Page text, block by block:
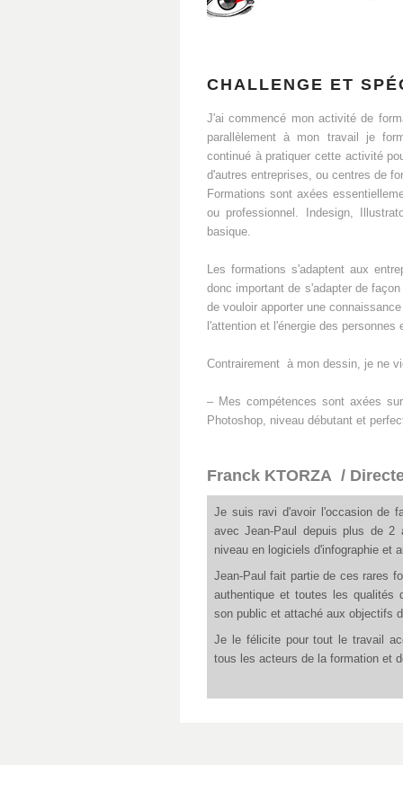
CHALLENGE ET
J'ai commencé mon activité de
parallèlement à mon travail je
continué à pratiquer cette activité
d'autres entreprises, ou centres de
Formations sont axées
ou professionnel. Indesign,
basique.
Les formations s'adaptent aux
donc important de s'adapter de
de vouloir apporter une
l'attention et l'énergie des personnes
Contrairement à mon dessin, je ne
– Mes compétences sont axées
Photoshop, niveau débutant et
Franck KTORZA /
Je suis ravi d'avoir l'occasion de
avec Jean-Paul depuis plus de 2
niveau en logiciels d'infographie et
Jean-Paul fait partie de ces rares
authentique et toutes les qualités
son public et attaché aux objectifs
Je le félicite pour tout le travail
tous les acteurs de la formation et